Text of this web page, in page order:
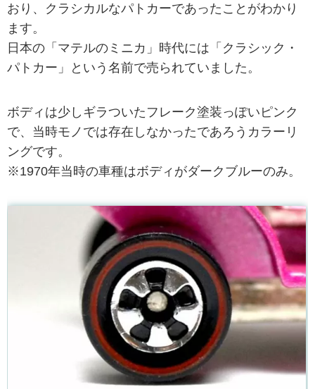
おり、クラシカルなパトカーであったことがわかり
ます。
日本の「マテルのミニカ」時代には「クラシック・
パトカー」という名前で売られていました。
ボディは少しギラついたフレーク塗装っぽいピンク
で、当時モノでは存在しなかったであろうカラーリ
ングです。
※1970年当時の車種はボディがダークブルーのみ。